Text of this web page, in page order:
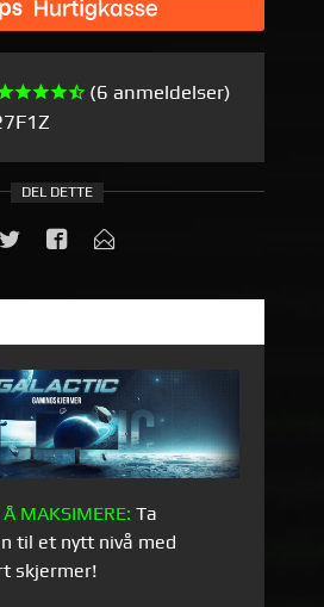
(6 anmeldelser)
DEL DETTE
MAKSIMERE: Ta
til et nytt nivå med
skjermer!